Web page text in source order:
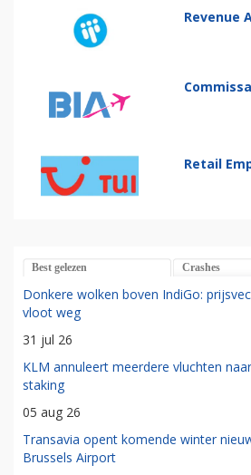
Revenue
Retail
Best gelezen Crashes
Donkere wolken boven IndiGo:
vloot weg
31 jul 26
KLM annuleert meerdere vluchten
staking
05 aug 26
Transavia opent komende winter
Brussels Airport